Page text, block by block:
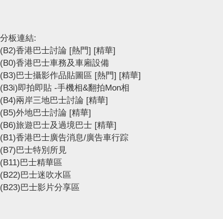
分板連結:
(B2)香港巴士討論 [熱門] [精華]
(B0)香港巴士車務及車廂設備
(B3)巴士攝影作品貼圖區 [熱門] [精華]
(B3i)即拍即貼 -手機相&翻拍Mon相
(B4)兩岸三地巴士討論 [精華]
(B5)外地巴士討論 [精華]
(B6)旅遊巴士及過境巴士 [精華]
(B1)香港巴士廣告消息/廣告車行踪
(B7)巴士特別所見
(B11)巴士精華區
(B22)巴士迷吹水區
(B23)巴士影片分享區